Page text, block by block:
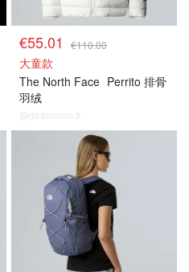
€55.01 €110.00
大童款
The North Face Perrito 排骨
羽绒
@dealmoon.fr